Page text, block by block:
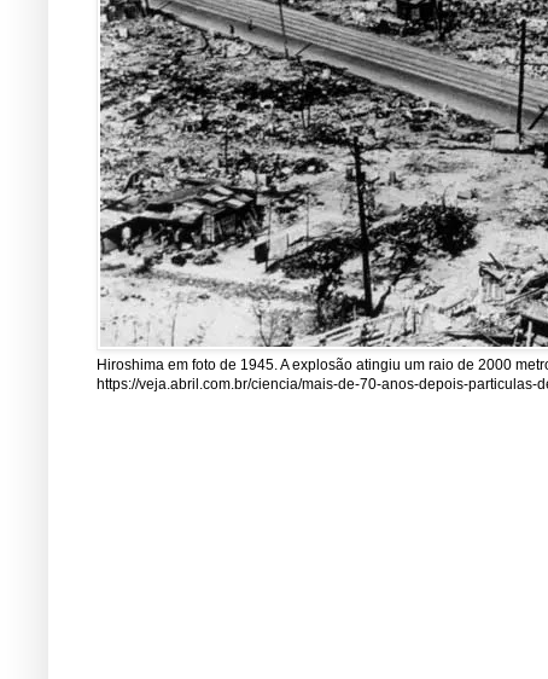
Hiroshima em foto de 1945. A explosão atingiu um raio de 2000
https://veja.abril.com.br/ciencia/mais-de-70-anos-depois-particulas-